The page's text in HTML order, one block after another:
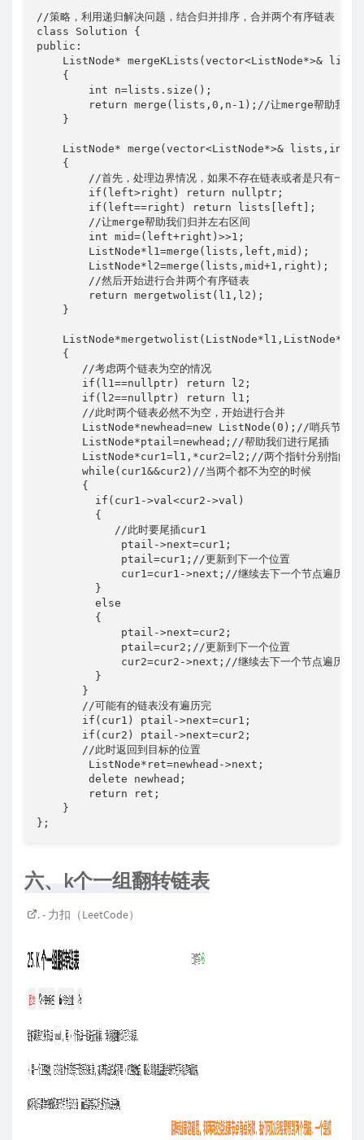
//策略，利用递归解决问题，结合归并排序，合并两个有序链表  (
class Solution {
public:
ListNode* mergeKLists(vector<ListNode*>&
    {
        int n=lists.size();
return merge(lists,0,n-1);//让merge帮助我们完
    }
ListNode* merge(vector<ListNode*>& lists,int
    {
//首先，处理边界情况，如果不存在链表或者是只有一个
        if(left>right) return nullptr;
        if(left==right) return lists[left];
        //让merge帮助我们归并左右区间
        int mid=(left+right)>>1;
        ListNode*l1=merge(lists,left,mid);
        ListNode*l2=merge(lists,mid+1,right);
        //然后开始进行合并两个有序链表
        return mergetwolist(l1,l2);
    }
    ListNode*mergetwolist(ListNode*l1,ListNode*l2)
    {
       //考虑两个链表为空的情况
       if(l1==nullptr) return l2;
       if(l2==nullptr) return l1;
       //此时两个链表必然不为空，开始进行合并
       ListNode*newhead=new ListNode(0);//哨兵节点
       ListNode*ptail=newhead;//帮助我们进行尾插
ListNode*cur1=l1,*cur2=l2;//两个指针分别指向两
       while(cur1&&cur2)//当两个都不为空的时候
       {
         if(cur1->val<cur2->val)
         {
            //此时要尾插cur1
             ptail->next=cur1;
             ptail=cur1;//更新到下一个位置
             cur1=cur1->next;//继续去下一个节点遍历
         }
         else
         {
             ptail->next=cur2;
             ptail=cur2;//更新到下一个位置
             cur2=cur2->next;//继续去下一个节点遍历
         }
       }
       //可能有的链表没有遍历完
       if(cur1) ptail->next=cur1;
       if(cur2) ptail->next=cur2;
       //此时返回到目标的位置
        ListNode*ret=newhead->next;
        delete newhead;
        return ret;
    }
};
六、k个一组翻转链表
. - 力扣（LeetCode）